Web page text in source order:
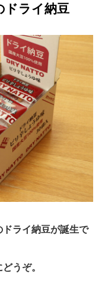
ドライ納豆
ライ納豆が誕生で
うぞ。